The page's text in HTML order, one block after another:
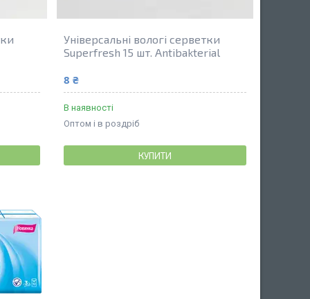
Універсальні вологі серветки
Superfresh 15 шт. Antibakterial
8 ₴
В наявності
Оптом і в роздріб
КУПИТИ